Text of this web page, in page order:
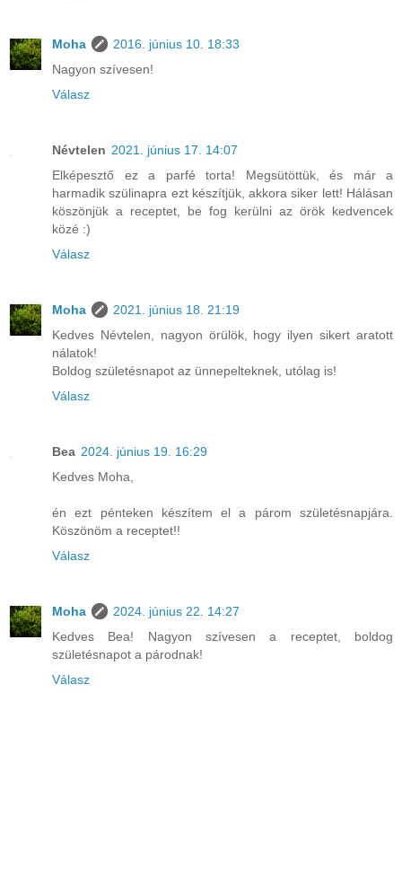
Moha
2016. június 10. 18:33
Nagyon szívesen!
Válasz
Névtelen 2021. június 17. 14:07
Elképesztő ez a parfé torta! Megsütöttük, és már a
harmadik szülinapra ezt készítjük, akkora siker lett! Hálásan
köszönjük a receptet, be fog kerülni az örök kedvencek
közé :)
Válasz
Moha
2021. június 18. 21:19
Kedves Névtelen, nagyon örülök, hogy ilyen sikert aratott
nálatok!
Boldog születésnapot az ünnepelteknek, utólag is!
Válasz
Bea 2024. június 19. 16:29
Kedves Moha,
én ezt pénteken készítem el a párom születésnapjára.
Köszönöm a receptet!!
Válasz
Moha
2024. június 22. 14:27
Kedves Bea! Nagyon szívesen a receptet, boldog
születésnapot a párodnak!
Válasz